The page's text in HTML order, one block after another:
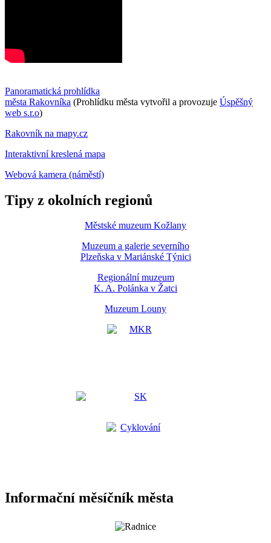
Panoramatická prohlídka
města Rakovníka (Prohlídku města vytvořil a provozuje Úspěšný
web s.r.o)
Rakovník na mapy.cz
Interaktivní kreslená mapa
Webová kamera (náměstí)
Tipy z okolních regionů
Městské muzeum Kožlany
Muzeum a galerie severního
Plzeňska v Mariánské Týnici
Regionální muzeum
K. A. Polánka v Žatci
Muzeum Louny
Informační měsíčník města